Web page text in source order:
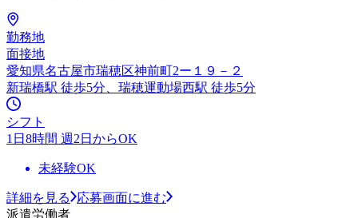
勤務地
面接地
愛知県名古屋市瑞穂区神前町2ー１９－２
新瑞橋駅 徒歩5分、瑞穂運動場西駅 徒歩5分
シフト
1日8時間 週2日からOK
未経験OK
詳細を見る
応募画面に進む
派遣労働者